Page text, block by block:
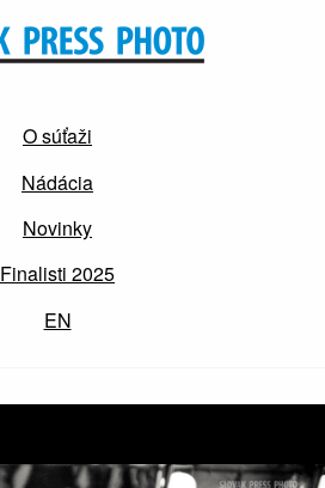
O súťaži
Nádácia
Novinky
Finalisti 2025
EN